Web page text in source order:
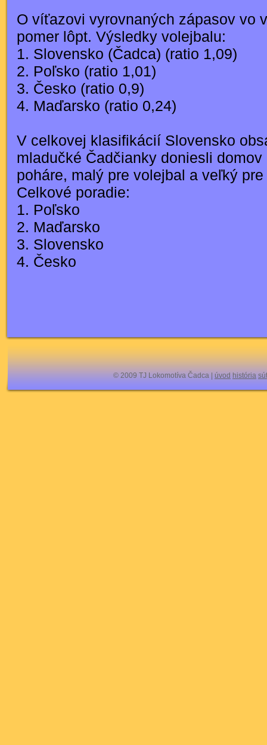
O víťazovi vyrovnaných zápasov vo
pomer lôpt. Výsledky volejbalu:
1. Slovensko (Čadca) (ratio 1,09)
2. Poľsko (ratio 1,01)
3. Česko (ratio 0,9)
4. Maďarsko (ratio 0,24)
V celkovej klasifikácií Slovensko
mladučké Čadčianky doniesli domov
poháre, malý pre volejbal a veľký
Celkové poradie:
1. Poľsko
2. Maďarsko
3. Slovensko
4. Česko
© 2009 TJ Lokomotíva Čadca | úvod história